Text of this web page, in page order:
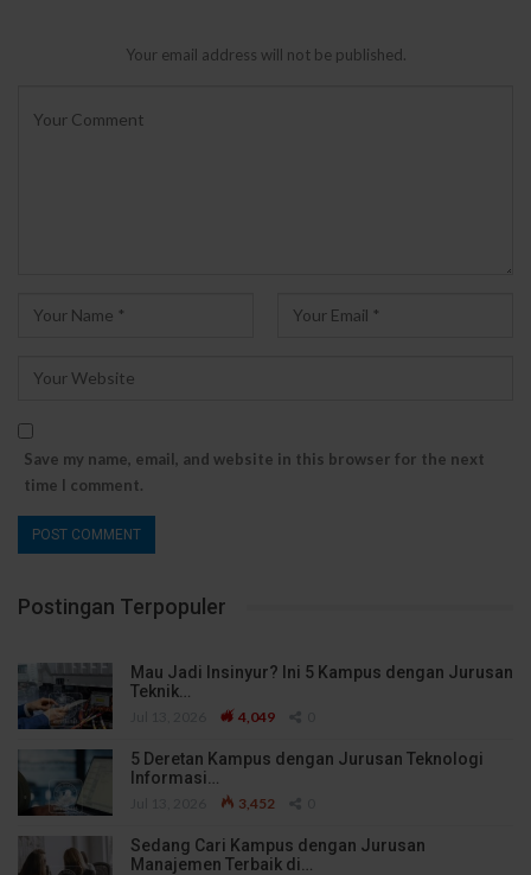
Your email address will not be published.
Save my name, email, and website in this browser for the next
time I comment.
Postingan Terpopuler
Mau Jadi Insinyur? Ini 5 Kampus dengan Jurusan
Teknik…
4,049
5 Deretan Kampus dengan Jurusan Teknologi
Informasi…
3,452
Sedang Cari Kampus dengan Jurusan
Manajemen Terbaik di…